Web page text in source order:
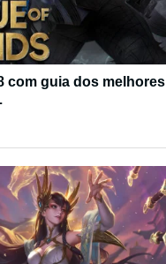
com guia dos melhores